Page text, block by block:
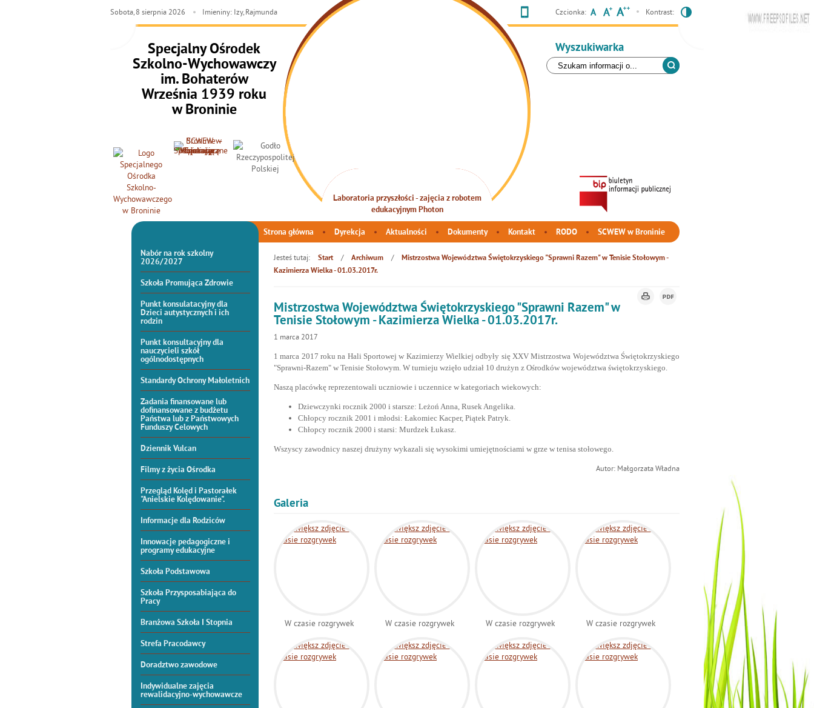
Specjalny Ośrodek
Szkolno-Wychowawczy
im. Bohaterów
Września 1939 roku
w Broninie
Czcionka: Kontrast:
Wyszukiwarka
Sobota, 8 sierpnia 2026 Imieniny: Izy, Rajmunda
Laboratoria przyszłości - zajęcia z robotem
edukacyjnym Photon
INTEGRACJA SENSORYCZNA
Strona główna Dyrekcja Aktualności Dokumenty Kontakt RODO SCWEW w Broninie
Nabór na rok szkolny
2026/2027
Szkoła Promująca Zdrowie
Punkt konsulatacyjny dla
Dzieci autystycznych i ich
rodzin
Punkt konsultacyjny dla
nauczycieli szkół
ogólnodostępnych
Standardy Ochrony Małoletnich
Zadania finansowane lub
dofinansowane z budżetu
Państwa lub z Państwowych
Funduszy Celowych
Dziennik Vulcan
Filmy z życia Ośrodka
Przegląd Kolęd i Pastorałek
"Anielskie Kolędowanie".
Informacje dla Rodziców
Innowacje pedagogiczne i
programy edukacyjne
Szkoła Podstawowa
Szkoła Przysposabiająca do
Pracy
Branżowa Szkoła I Stopnia
Strefa Pracodawcy
Doradztwo zawodowe
Indywidualne zajęcia
rewalidacyjno-wychowawcze
Jesteś tutaj: Start / Archiwum /
Mistrzostwa Województwa Świętokrzyskiego "Sprawni Razem" w Tenisie Stołowym -
Kazimierza Wielka - 01.03.2017r.
Mistrzostwa Województwa Świętokrzyskiego "Sprawni Razem" w
Tenisie Stołowym - Kazimierza Wielka - 01.03.2017r.
1 marca 2017
1 marca 2017 roku na Hali Sportowej w Kazimierzy Wielkiej odbyły się XXV Mistrzostwa Województwa Świętokrzyskiego
"Sprawni-Razem" w Tenisie Stołowym. W turnieju wzięło udział 10 drużyn z Ośrodków województwa świętokrzyskiego.
Naszą placówkę reprezentowali uczniowie i uczennice w kategoriach wiekowych:
Dziewczynki rocznik 2000 i starsze: Leżoń Anna, Rusek Angelika.
Chłopcy rocznik 2001 i młodsi: Łakomiec Kacper, Piątek Patryk.
Chłopcy rocznik 2000 i starsi: Murdzek Łukasz.
Wszyscy zawodnicy naszej drużyny wykazali się wysokimi umiejętnościami w grze w tenisa stołowego.
Autor: Małgorzata Władna
Galeria
W czasie rozgrywek W czasie rozgrywek W czasie rozgrywek W czasie rozgrywek